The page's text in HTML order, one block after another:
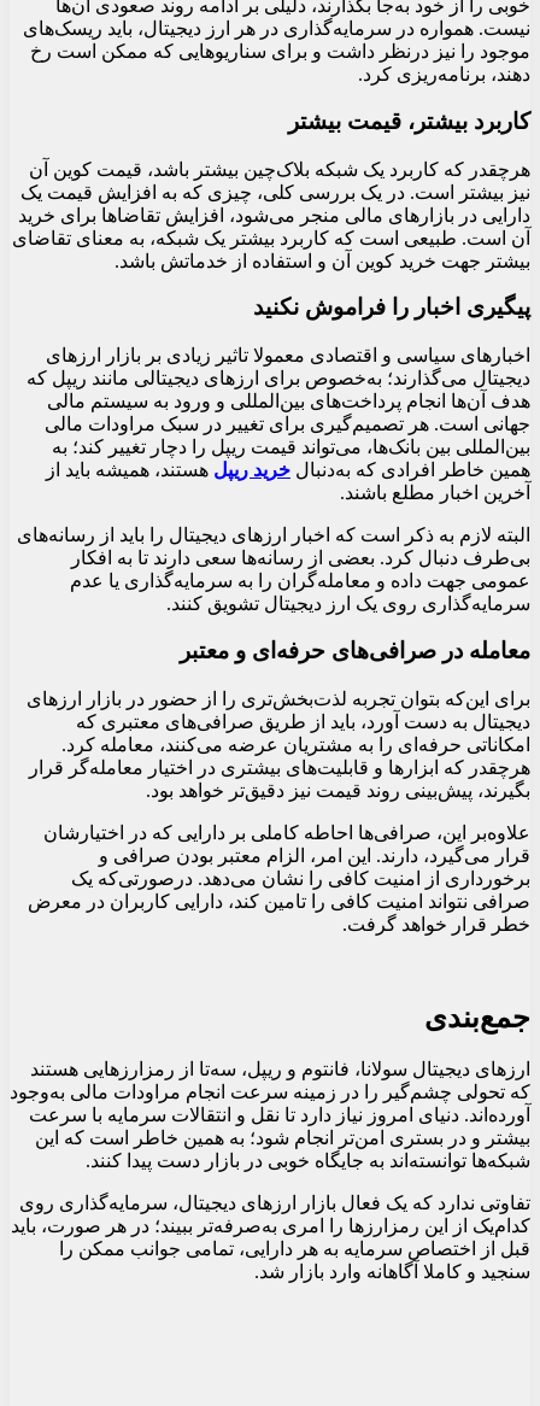
خوبی را از خود به‌جا بگذارند، دلیلی بر ادامه روند صعودی آن‌ها
نیست. همواره در سرمایه‌گذاری در هر ارز دیجیتال، باید ریسک‌های
موجود را نیز درنظر داشت و برای سناریوهایی که ممکن است رخ
دهند، برنامه‌ریزی کرد.
کاربرد بیشتر، قیمت بیشتر
هرچقدر که کاربرد یک شبکه بلاک‌چین بیشتر باشد، قیمت کوین آن
نیز بیشتر است. در یک بررسی کلی، چیزی که به افزایش قیمت یک
دارایی در بازارهای مالی منجر می‌شود، افزایش تقاضاها برای خرید
آن است. طبیعی است که کاربرد بیشتر یک شبکه، به معنای تقاضای
بیشتر جهت خرید کوین آن و استفاده از خدماتش باشد.
پیگیری اخبار را فراموش نکنید
اخبارهای سیاسی و اقتصادی معمولا تاثیر زیادی بر بازار ارزهای
دیجیتال می‌گذارند؛ به‌خصوص برای ارزهای دیجیتالی مانند ریپل که
هدف آن‌ها انجام پرداخت‌های بین‌المللی و ورود به سیستم مالی
جهانی است. هر تصمیم‌گیری برای تغییر در سبک مراودات مالی
بین‌المللی بین بانک‌ها، می‌تواند قیمت ریپل را دچار تغییر کند؛ به
همین خاطر افرادی که به‌دنبال خرید ریپل هستند، همیشه باید از
آخرین اخبار مطلع باشند.
البته لازم به ذکر است که اخبار ارزهای دیجیتال را باید از رسانه‌های
بی‌طرف دنبال کرد. بعضی از رسانه‌ها سعی دارند تا به افکار
عمومی جهت داده و معامله‌گران را به سرمایه‌گذاری یا عدم
سرمایه‌گذاری روی یک ارز دیجیتال تشویق کنند.
معامله در صرافی‌های حرفه‌ای و معتبر
برای این‌که بتوان تجربه لذت‌بخش‌تری را از حضور در بازار ارزهای
دیجیتال به دست آورد، باید از طریق صرافی‌های معتبری که
امکاناتی حرفه‌ای را به مشتریان عرضه می‌کنند، معامله کرد.
هرچقدر که ابزارها و قابلیت‌های بیشتری در اختیار معامله‌گر قرار
بگیرند، پیش‌بینی روند قیمت نیز دقیق‌تر خواهد بود.
علاوه‌بر این، صرافی‌ها احاطه کاملی بر دارایی که در اختیارشان
قرار می‌گیرد، دارند. این امر، الزام معتبر بودن صرافی و
برخورداری از امنیت کافی را نشان می‌دهد. درصورتی‌که یک
صرافی‌ نتواند امنیت کافی را تامین کند، دارایی کاربران در معرض
خطر قرار خواهد گرفت.
جمع‌بندی
ارزهای دیجیتال سولانا، فانتوم و ریپل، سه‌تا از رمزارزهایی هستند
که تحولی چشم‌گیر را در زمینه سرعت انجام مراودات مالی به‌وجود
آورده‌اند. دنیای امروز نیاز دارد تا نقل و انتقالات سرمایه با سرعت
بیشتر و در بستری امن‌تر انجام شود؛ به همین خاطر است که این
شبکه‌ها توانسته‌اند به جایگاه خوبی در بازار دست پیدا کنند.
تفاوتی ندارد که یک فعال بازار ارزهای دیجیتال، سرمایه‌گذاری روی
کدام‌یک از این رمزارزها را امری به‌صرفه‌تر ببیند؛ در هر صورت، باید
قبل از اختصاص سرمایه به هر دارایی، تمامی جوانب ممکن را
سنجید و کاملا آگاهانه وارد بازار شد.